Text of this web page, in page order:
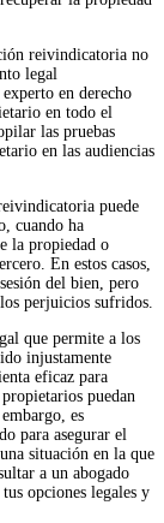
reivindicatoria no
legal
en derecho
en todo el
las pruebas
en las audiencias
puede
cuando ha
la propiedad o
En estos casos,
del bien, pero
perjuicios sufridos.
que permite a los
injustamente
eficaz para
puedan
es
para asegurar el
situación en la que
a un abogado
opciones legales y